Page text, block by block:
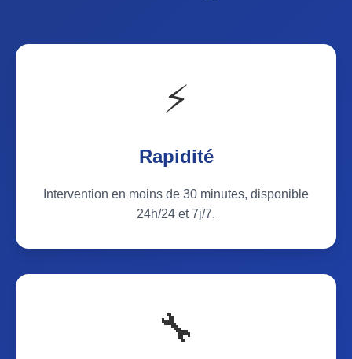
⚡
Rapidité
Intervention en moins de 30 minutes, disponible
24h/24 et 7j/7.
🔧